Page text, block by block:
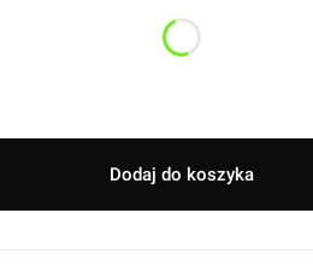
Dodaj do koszyka